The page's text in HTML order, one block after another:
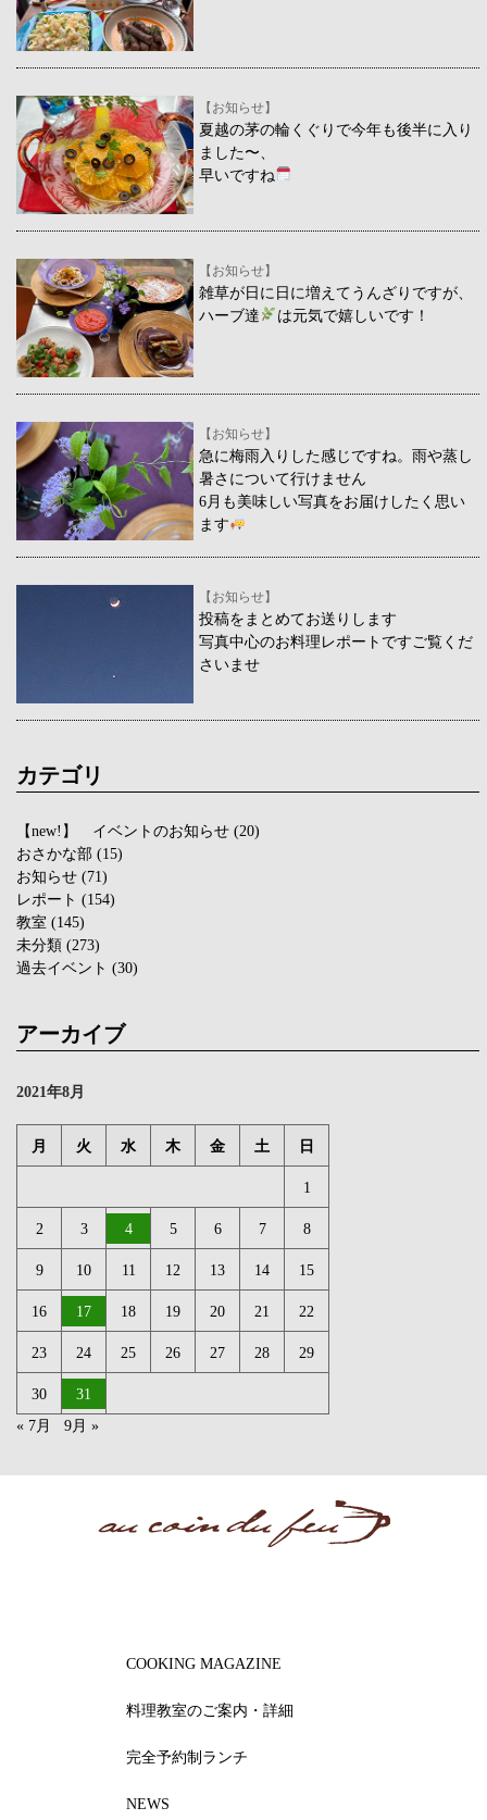
【お知らせ】
夏越の茅の輪くぐりで今年も後半に入り
ました〜、
早いですね
【お知らせ】
雑草が日に日に増えてうんざりですが、
ハーブ達
は元気で嬉しいです！
【お知らせ】
急に梅雨入りした感じですね。雨や蒸し
暑さについて行けません
6月も美味しい写真をお届けしたく思い
ます
【お知らせ】
投稿をまとめてお送りします
写真中心のお料理レポートですご覧くだ
さいませ
カテゴリ
【new!】 イベントのお知らせ (20)
おさかな部 (15)
お知らせ (71)
レポート (154)
教室 (145)
未分類 (273)
過去イベント (30)
アーカイブ
2021年8月
月 火 水 木 金 土 日
1
2 3 4 5 6 7 8
9 10 11 12 13 14 15
16 17 18 19 20 21 22
23 24 25 26 27 28 29
30
31
« 7月
9月 »
COOKING MAGAZINE
料理教室のご案内・詳細
完全予約制ランチ
NEWS